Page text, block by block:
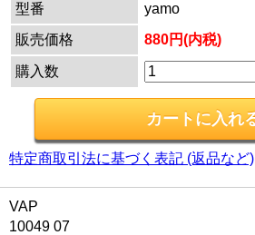
型番
yamo
販売価格
880円(内税)
購入数
特定商取引法に基づく表記 (返品など)
VAP
10049 07